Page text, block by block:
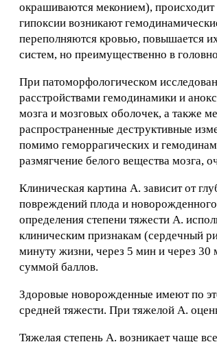
окрашиваются меконием),
гипоксии возникают
переполняются кровью, повышается
систем, но преимущественно в
При патоморфологическом
расстройствами гемодинамики и
мозга и мозговых оболочек, а также
распространенные деструктивные
помимо геморрагических и
размягчение белого вещества мозга,
Клиническая картина А. зависит от
повреждений плода и
определения степени тяжести А.
клиническим признакам (сердечный
минуту жизни, через 5 мин и через 30
суммой баллов.
Здоровые новорожденные имеют по
средней тяжести. При тяжелой А.
Тяжелая степень А. возникает чаще